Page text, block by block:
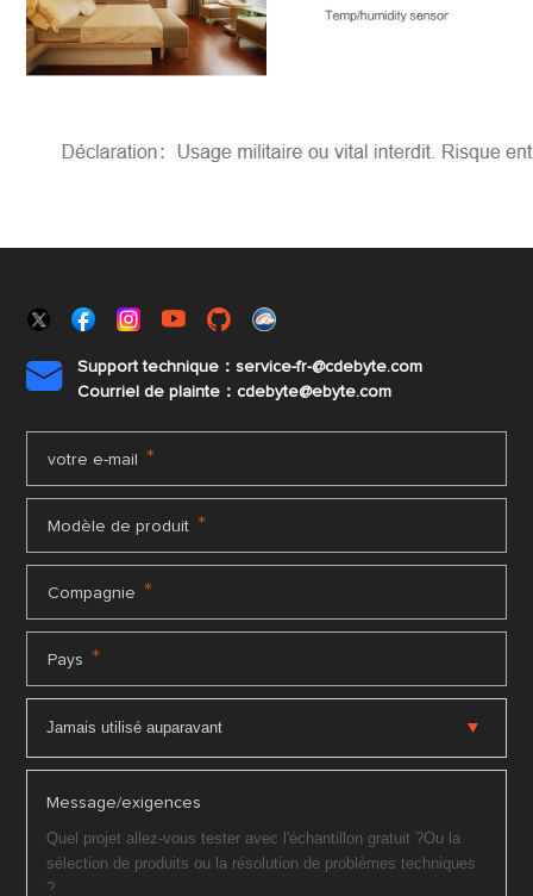

Support technique：service-fr-@cdebyte.com
Courriel de plainte：cdebyte@ebyte.com
votre e-mail *
Modèle de produit *
Compagnie *
Pays *
Message/exigences